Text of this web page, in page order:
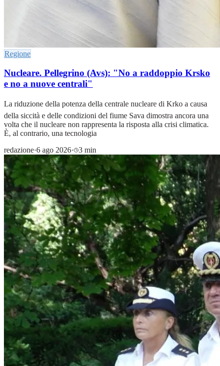
Regione
Nucleare. Pellegrino (Avs): "No a raddoppio Krsko
e no a nuove centrali"
La riduzione della potenza della centrale nucleare di Krko a causa
della siccità e delle condizioni del fiume Sava dimostra ancora una
volta che il nucleare non rappresenta la risposta alla crisi climatica.
È, al contrario, una tecnologia
redazione·6 ago 2026· 3 min